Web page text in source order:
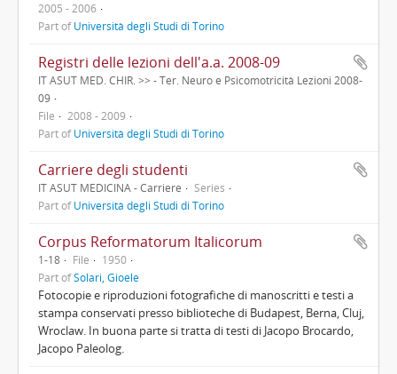
2005 - 2006
Part ofUniversità degli Studi di Torino
Registri delle lezioni dell'a.a. 2008-09
IT ASUT MED. CHIR. >> - Ter. Neuro e Psicomotricità Lezioni 2008-
09
File
2008 - 2009
Part ofUniversità degli Studi di Torino
Carriere degli studenti
IT ASUT MEDICINA - Carriere
Series
Part ofUniversità degli Studi di Torino
Corpus Reformatorum Italicorum
1-18 File
1950
Part ofSolari, Gioele
Fotocopie e riproduzioni fotografiche di manoscritti e testi a
stampa conservati presso biblioteche di Budapest, Berna, Cluj,
Wroclaw. In buona parte si tratta di testi di Jacopo Brocardo,
Jacopo Paleolog.